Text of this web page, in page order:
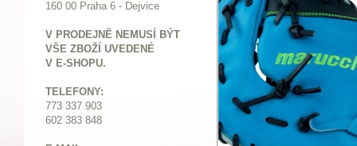
160 00 Praha 6 - Dejvice
V PRODEJNĚ NEMUSÍ BÝT
VŠE ZBOŽÍ UVEDENÉ
V E-SHOPU.
TELEFONY:
773 337 903
602 383 848